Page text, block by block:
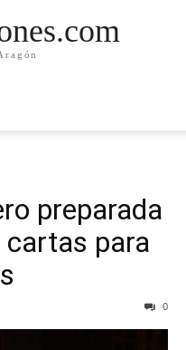
preparada
cartas para
0